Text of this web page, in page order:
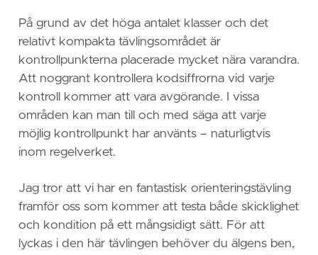
På grund av det höga antalet klasser och det
relativt kompakta tävlingsområdet är
kontrollpunkterna placerade mycket nära varandra.
Att noggrant kontrollera kodsiffrorna vid varje
kontroll kommer att vara avgörande. I vissa
områden kan man till och med säga att varje
möjlig kontrollpunkt har använts – naturligtvis
inom regelverket.
Jag tror att vi har en fantastisk orienteringstävling
framför oss som kommer att testa både skicklighet
och kondition på ett mångsidigt sätt. För att
lyckas i den här tävlingen behöver du älgens ben,